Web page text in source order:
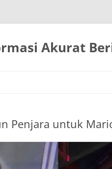
Akurat
Penjara untuk